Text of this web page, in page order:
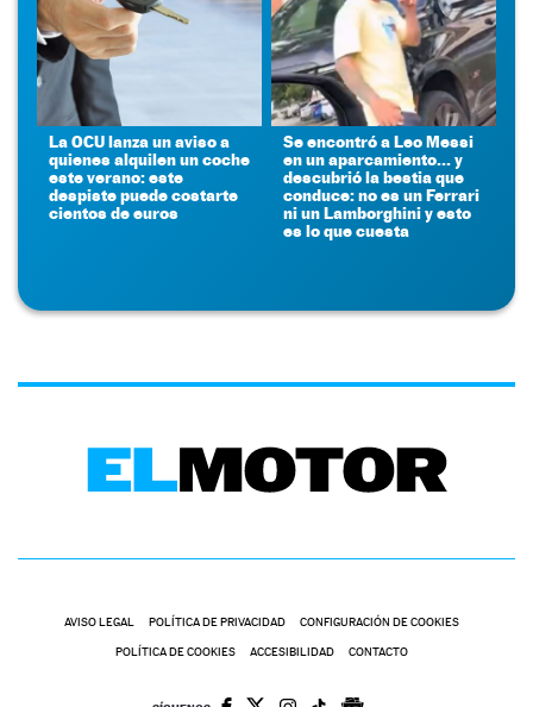
La OCU lanza un aviso a
quienes alquilen un coche
este verano: este
despiste puede costarte
cientos de euros
Se encontró a Leo Messi
en un aparcamiento... y
descubrió la bestia que
conduce: no es un Ferrari
ni un Lamborghini y esto
es lo que cuesta
AVISO LEGAL POLÍTICA DE PRIVACIDAD CONFIGURACIÓN DE COOKIES
POLÍTICA DE COOKIES ACCESIBILIDAD CONTACTO